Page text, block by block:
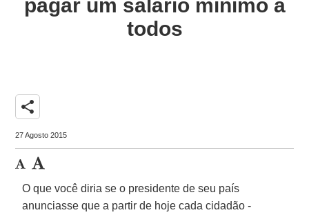
pagar um salário mínimo a
todos
share
27 Agosto 2015
O que você diria se o presidente de seu país
anunciasse que a partir de hoje cada cidadão -